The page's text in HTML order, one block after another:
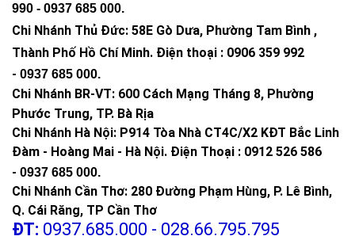
990 - 0937 685 000.
Chi Nhánh Thủ Đức: 58E Gò Dưa, Phường Tam Bình ,
Thành Phố Hồ Chí Minh. Điện thoại : 0906 359 992
- 0937 685 000.
Chi Nhánh BR-VT: 600 Cách Mạng Tháng 8, Phường
Phước Trung, TP. Bà Rịa
Chi Nhánh Hà Nội: P914 Tòa Nhà CT4C/X2 KĐT Bắc Linh
Đàm - Hoàng Mai - Hà Nội. Điện Thoại : 0912 526 586
- 0937 685 000.
Chi Nhánh Cần Thơ: 280 Đường Phạm Hùng, P. Lê Bình,
Q. Cái Răng, TP Cần Thơ
ĐT: 0937.685.000 - 028.66.795.795